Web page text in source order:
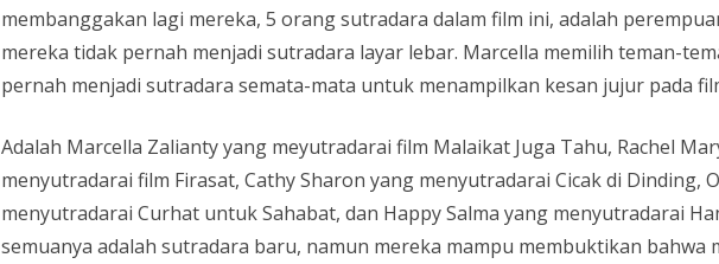
membanggakan lagi mereka, 5 orang sutradara dalam film ini, adalah
mereka tidak pernah menjadi sutradara layar lebar. Marcella memilih teman-
pernah menjadi sutradara semata-mata untuk menampilkan kesan jujur pada
Adalah Marcella Zalianty yang meyutradarai film Malaikat Juga Tahu, Rachel
menyutradarai film Firasat, Cathy Sharon yang menyutradarai Cicak di Dinding,
menyutradarai Curhat untuk Sahabat, dan Happy Salma yang menyutradarai
semuanya adalah sutradara baru, namun mereka mampu membuktikan bahwa